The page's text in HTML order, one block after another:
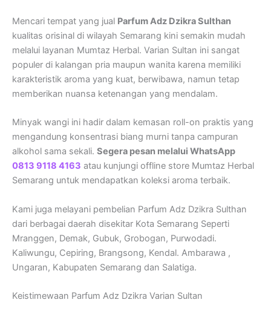
Mencari tempat yang jual Parfum Adz Dzikra Sulthan
kualitas orisinal di wilayah Semarang kini semakin mudah
melalui layanan Mumtaz Herbal. Varian Sultan ini sangat
populer di kalangan pria maupun wanita karena memiliki
karakteristik aroma yang kuat, berwibawa, namun tetap
memberikan nuansa ketenangan yang mendalam.
Minyak wangi ini hadir dalam kemasan roll-on praktis yang
mengandung konsentrasi biang murni tanpa campuran
alkohol sama sekali. Segera pesan melalui WhatsApp
0813 9118 4163 atau kunjungi offline store Mumtaz Herbal
Semarang untuk mendapatkan koleksi aroma terbaik.
Kami juga melayani pembelian Parfum Adz Dzikra Sulthan
dari berbagai daerah disekitar Kota Semarang Seperti
Mranggen, Demak, Gubuk, Grobogan, Purwodadi.
Kaliwungu, Cepiring, Brangsong, Kendal. Ambarawa ,
Ungaran, Kabupaten Semarang dan Salatiga.
Keistimewaan Parfum Adz Dzikra Varian Sultan